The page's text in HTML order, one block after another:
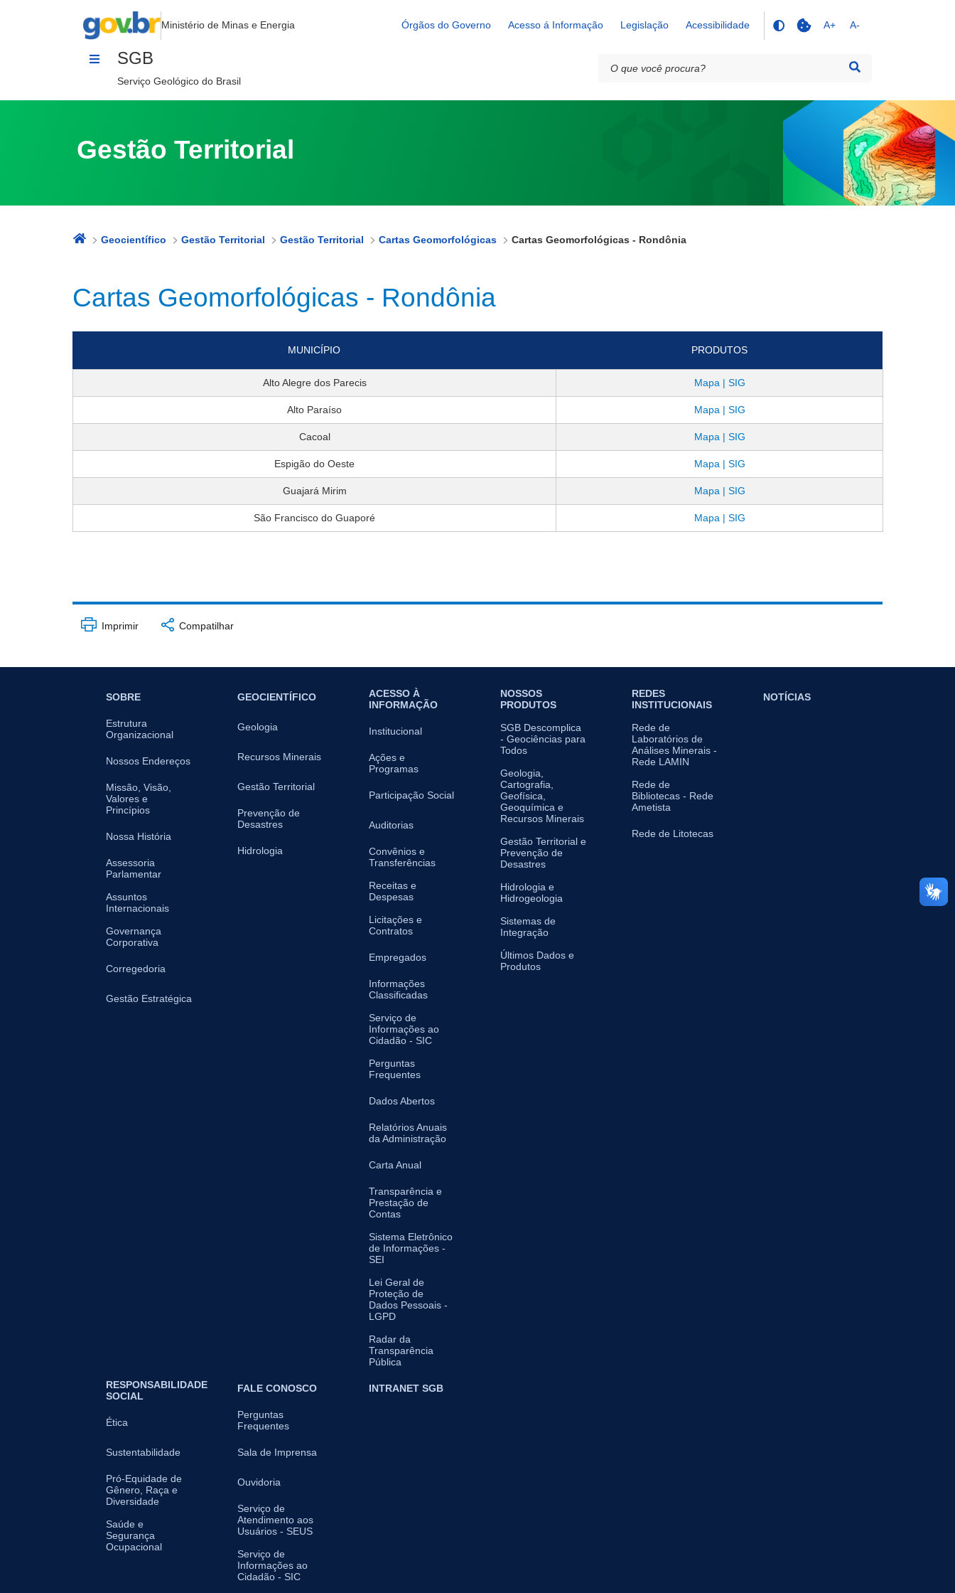
Cartas Geomorfológicas - Rondônia
Ministério de Minas e Energia Órgãos do Governo Acesso á Informação Legislação Acessibilidade A+ A-
SGB
Serviço Geológico do Brasil
Gestão Territorial
Geocientífico Gestão Territorial Gestão Territorial Cartas Geomorfológicas Cartas Geomorfológicas - Rondônia
Cartas Geomorfológicas - Rondônia
MUNICÍPIO PRODUTOS
Alto Alegre dos Parecis Mapa | SIG
Alto Paraíso Mapa | SIG
Cacoal Mapa | SIG
Espigão do Oeste Mapa | SIG
Guajará Mirim Mapa | SIG
São Francisco do Guaporé Mapa | SIG
Imprimir Compatilhar
SOBRE
Estrutura
Organizacional
Nossos Endereços
Missão, Visão,
Valores e
Princípios
Nossa História
Assessoria
Parlamentar
Assuntos
Internacionais
Governança
Corporativa
Corregedoria
Gestão Estratégica
GEOCIENTÍFICO
Geologia
Recursos Minerais
Gestão Territorial
Prevenção de
Desastres
Hidrologia
ACESSO À
INFORMAÇÃO
Institucional
Ações e
Programas
Participação Social
Auditorias
Convênios e
Transferências
Receitas e
Despesas
Licitações e
Contratos
Empregados
Informações
Classificadas
Serviço de
Informações ao
Cidadão - SIC
Perguntas
Frequentes
Dados Abertos
Relatórios Anuais
da Administração
Carta Anual
Transparência e
Prestação de
Contas
Sistema Eletrônico
de Informações -
SEI
Lei Geral de
Proteção de
Dados Pessoais -
LGPD
Radar da
Transparência
Pública
NOSSOS
PRODUTOS
SGB Descomplica
- Geociências para
Todos
Geologia,
Cartografia,
Geofísica,
Geoquímica e
Recursos Minerais
Gestão Territorial e
Prevenção de
Desastres
Hidrologia e
Hidrogeologia
Sistemas de
Integração
Últimos Dados e
Produtos
REDES
INSTITUCIONAIS
Rede de
Laboratórios de
Análises Minerais -
Rede LAMIN
Rede de
Bibliotecas - Rede
Ametista
Rede de Litotecas
NOTÍCIAS
RESPONSABILIDADE
SOCIAL
Ética
Sustentabilidade
Pró-Equidade de
Gênero, Raça e
Diversidade
Saúde e
Segurança
Ocupacional
FALE CONOSCO
Perguntas
Frequentes
Sala de Imprensa
Ouvidoria
Serviço de
Atendimento aos
Usuários - SEUS
Serviço de
Informações ao
Cidadão - SIC
INTRANET SGB